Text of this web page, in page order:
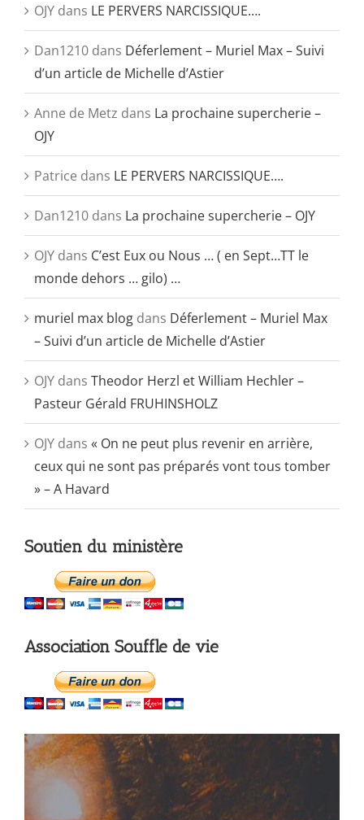
OJY dans LE PERVERS NARCISSIQUE….
Dan1210 dans Déferlement – Muriel Max – Suivi
d’un article de Michelle d’Astier
Anne de Metz dans La prochaine supercherie –
OJY
Patrice dans LE PERVERS NARCISSIQUE….
Dan1210 dans La prochaine supercherie – OJY
OJY dans C’est Eux ou Nous … ( en Sept…TT le
monde dehors … gilo) …
muriel max blog dans Déferlement – Muriel Max
– Suivi d’un article de Michelle d’Astier
OJY dans Theodor Herzl et William Hechler –
Pasteur Gérald FRUHINSHOLZ
OJY dans « On ne peut plus revenir en arrière,
ceux qui ne sont pas préparés vont tous tomber
» – A Havard
Soutien du ministère
Association Souffle de vie